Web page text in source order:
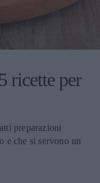
ricette per
preparazioni
e che si servono un